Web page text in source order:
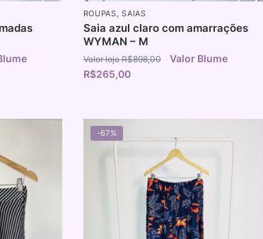
ROUPAS,SAIAS
Saia azul claro com amarrações
WYMAN – M
R$898,00
R$265,00
-67%